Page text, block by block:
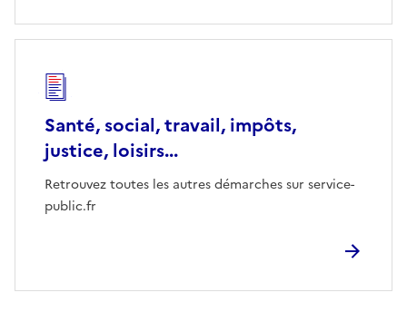
Santé, social, travail, impôts,
justice, loisirs...
Retrouvez toutes les autres démarches sur service-
public.fr